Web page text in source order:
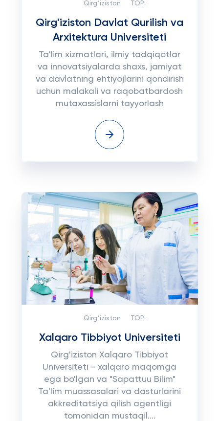
Qirgʻiziston TOP:
Qirg'iziston Davlat Qurilish va
Arxitektura Universiteti
Ta'lim xizmatlari, ilmiy tadqiqotlar
va innovatsiyalarda shaxs, jamiyat
va davlatning ehtiyojlarini qondirish
uchun malakali va raqobatbardosh
mutaxassislarni tayyorlash
Qirgʻiziston TOP:
Xalqaro Tibbiyot Universiteti
Qirg'iziston Xalqaro Tibbiyot
Universiteti - xalqaro maqomga
ega bo'lgan va "Sapattuu Bilim"
Ta'lim muassasalari va dasturlarini
akkreditatsiya qilish agentligi
tomonidan mustaqil....